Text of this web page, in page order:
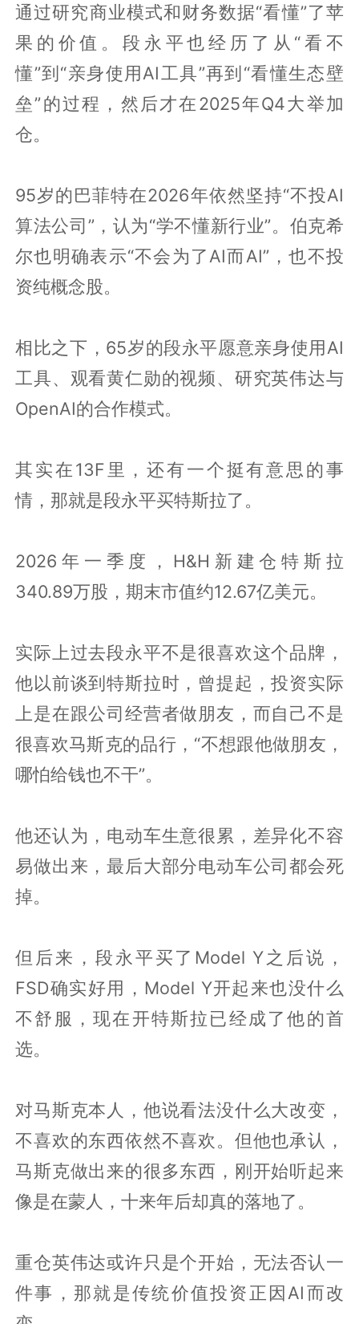
通过研究商业模式和财务数据“看懂”了苹
果的价值。段永平也经历了从“看不
懂”到“亲身使用AI工具”再到“看懂生态壁
垒”的过程，然后才在2025年Q4大举加
仓。
95岁的巴菲特在2026年依然坚持“不投AI
算法公司”，认为“学不懂新行业”。伯克希
尔也明确表示“不会为了AI而AI”，也不投
资纯概念股。
相比之下，65岁的段永平愿意亲身使用AI
工具、观看黄仁勋的视频、研究英伟达与
OpenAI的合作模式。
其实在13F里，还有一个挺有意思的事
情，那就是段永平买特斯拉了。
2026年一季度，H&H新建仓特斯拉
340.89万股，期末市值约12.67亿美元。
实际上过去段永平不是很喜欢这个品牌，
他以前谈到特斯拉时，曾提起，投资实际
上是在跟公司经营者做朋友，而自己不是
很喜欢马斯克的品行，“不想跟他做朋友，
哪怕给钱也不干”。
他还认为，电动车生意很累，差异化不容
易做出来，最后大部分电动车公司都会死
掉。
但后来，段永平买了Model Y之后说，
FSD确实好用，Model Y开起来也没什么
不舒服，现在开特斯拉已经成了他的首
选。
对马斯克本人，他说看法没什么大改变，
不喜欢的东西依然不喜欢。但他也承认，
马斯克做出来的很多东西，刚开始听起来
像是在蒙人，十来年后却真的落地了。
重仓英伟达或许只是个开始，无法否认一
件事，那就是传统价值投资正因AI而改